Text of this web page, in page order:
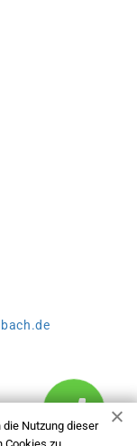
Nutzung dieser